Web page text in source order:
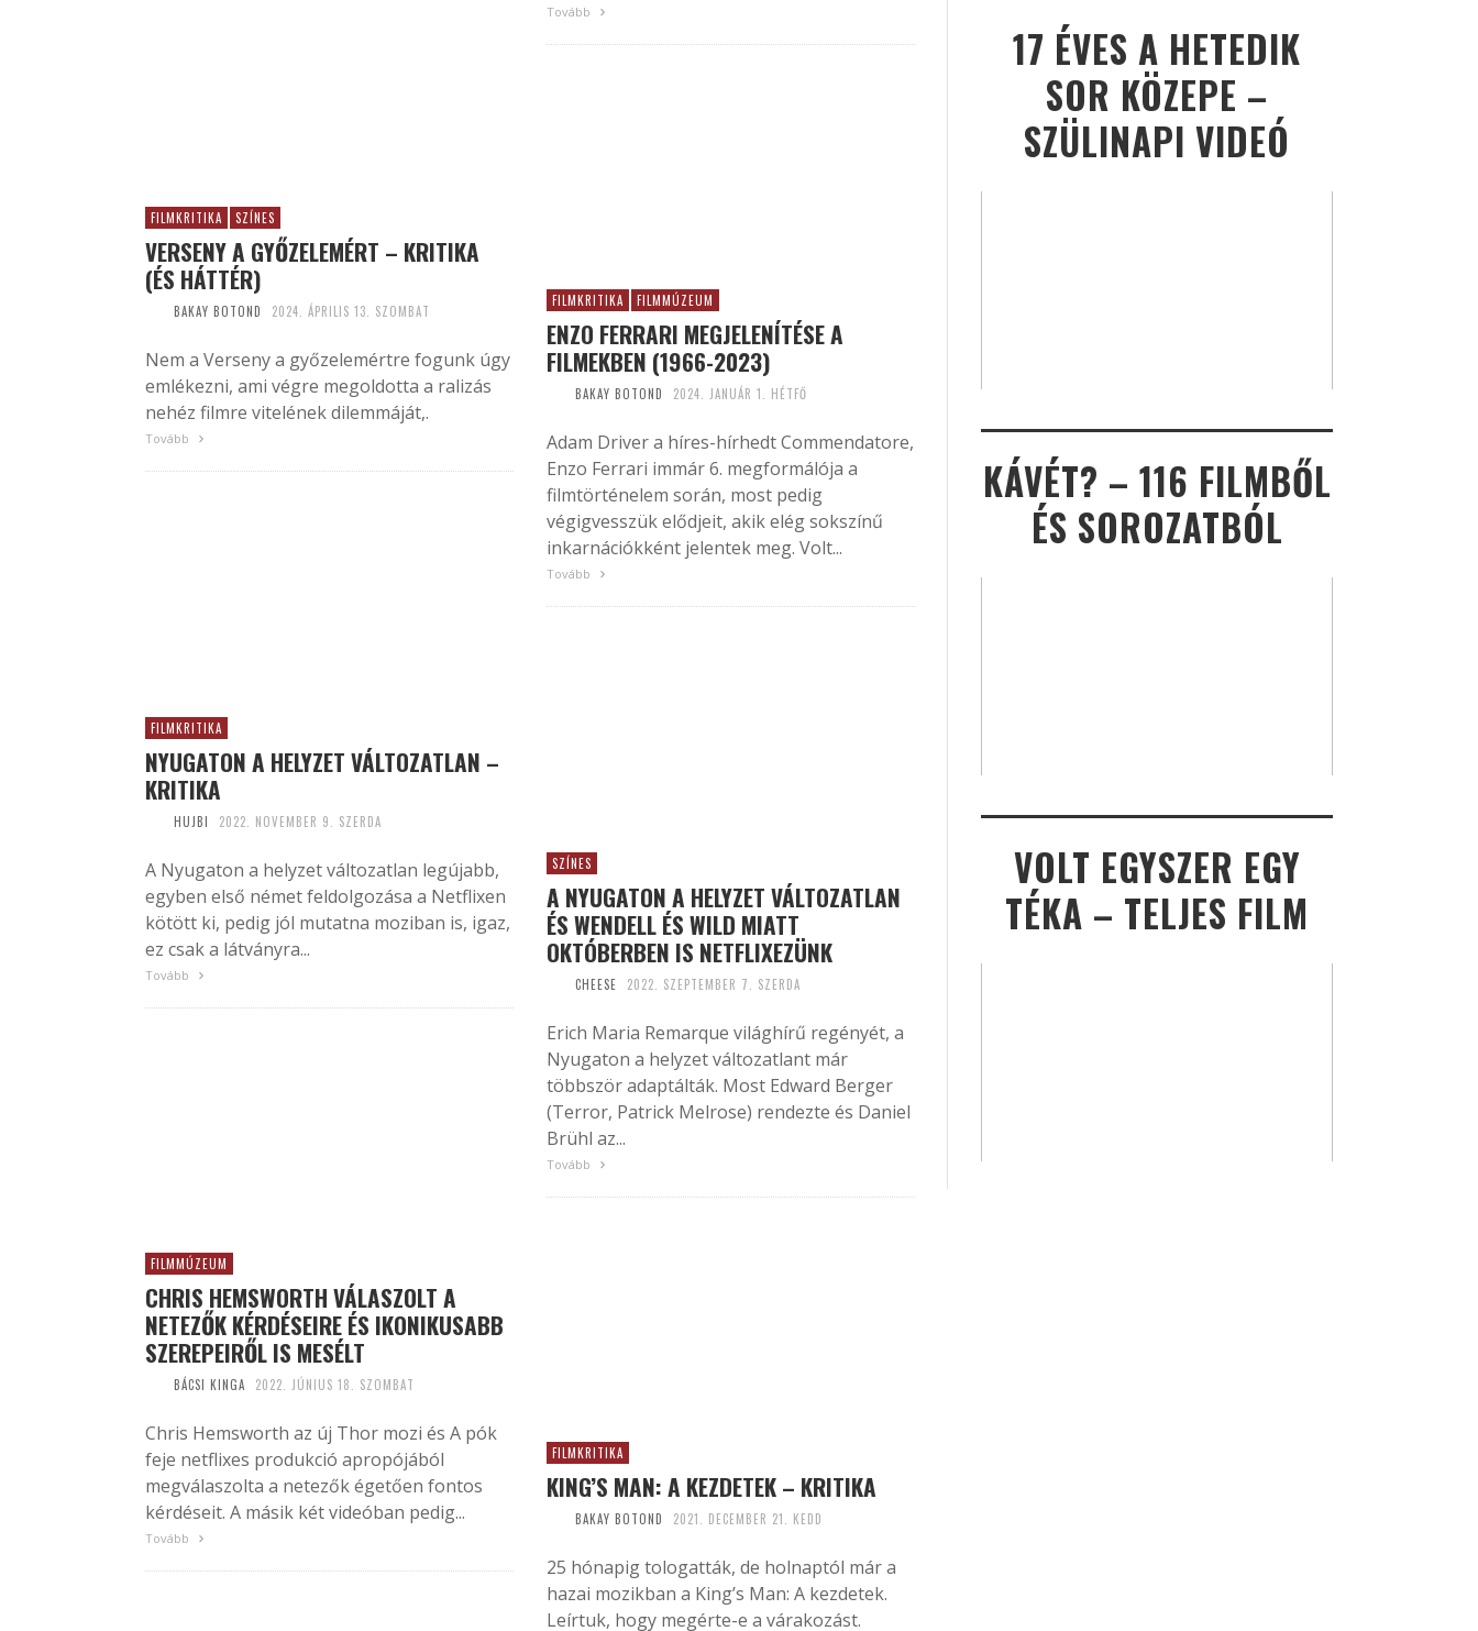
Tovább
FILMKRITIKA SZÍNES
VERSENY A GYŐZELEMÉRT – KRITIKA
(ÉS HÁTTÉR)
BAKAY BOTOND 2024. ÁPRILIS 13. SZOMBAT
Nem a Verseny a győzelemértre fogunk úgy
emlékezni, ami végre megoldotta a ralizás
nehéz filmre vitelének dilemmáját,.
Tovább
FILMKRITIKA FILMMÚZEUM
ENZO FERRARI MEGJELENÍTÉSE A
FILMEKBEN (1966-2023)
BAKAY BOTOND 2024. JANUÁR 1. HÉTFŐ
Adam Driver a híres-hírhedt Commendatore,
Enzo Ferrari immár 6. megformálója a
filmtörténelem során, most pedig
végigvesszük elődjeit, akik elég sokszínű
inkarnációkként jelentek meg. Volt...
Tovább
FILMKRITIKA
NYUGATON A HELYZET VÁLTOZATLAN –
KRITIKA
HUJBI 2022. NOVEMBER 9. SZERDA
A Nyugaton a helyzet változatlan legújabb,
egyben első német feldolgozása a Netflixen
kötött ki, pedig jól mutatna moziban is, igaz,
ez csak a látványra...
Tovább
SZÍNES
A NYUGATON A HELYZET VÁLTOZATLAN
ÉS WENDELL ÉS WILD MIATT
OKTÓBERBEN IS NETFLIXEZÜNK
CHEESE 2022. SZEPTEMBER 7. SZERDA
Erich Maria Remarque világhírű regényét, a
Nyugaton a helyzet változatlant már
többször adaptálták. Most Edward Berger
(Terror, Patrick Melrose) rendezte és Daniel
Brühl az...
Tovább
FILMMÚZEUM
CHRIS HEMSWORTH VÁLASZOLT A
NETEZŐK KÉRDÉSEIRE ÉS IKONIKUSABB
SZEREPEIRŐL IS MESÉLT
BÁCSI KINGA 2022. JÚNIUS 18. SZOMBAT
Chris Hemsworth az új Thor mozi és A pók
feje netflixes produkció apropójából
megválaszolta a netezők égetően fontos
kérdéseit. A másik két videóban pedig...
Tovább
FILMKRITIKA
KING’S MAN: A KEZDETEK – KRITIKA
BAKAY BOTOND 2021. DECEMBER 21. KEDD
25 hónapig tologatták, de holnaptól már a
hazai mozikban a King’s Man: A kezdetek.
Leírtuk, hogy megérte-e a várakozást.
17 ÉVES A HETEDIK
SOR KÖZEPE –
SZÜLINAPI VIDEÓ
KÁVÉT? – 116 FILMBŐL
ÉS SOROZATBÓL
VOLT EGYSZER EGY
TÉKA – TELJES FILM